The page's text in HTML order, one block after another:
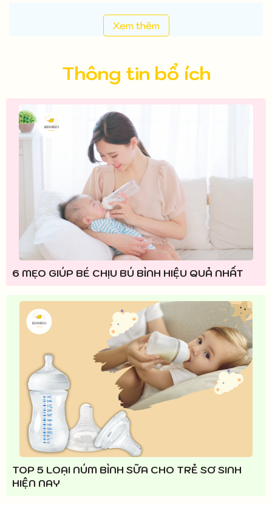
Xem thêm
Thông tin bổ ích
6 MẸO GIÚP BÉ CHỊU BÚ BÌNH HIỆU QUẢ NHẤT
TOP 5 LOẠI NÚM BÌNH SỮA CHO TRẺ SƠ SINH
HIỆN NAY